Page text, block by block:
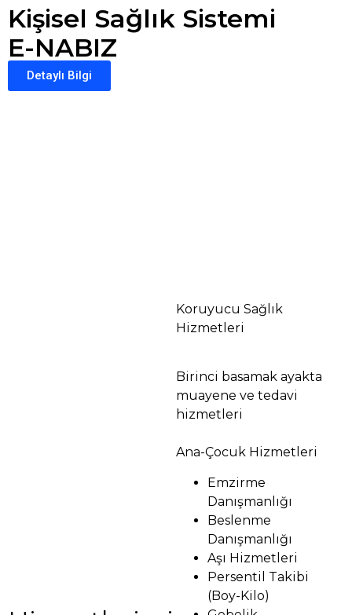
Kişisel Sağlık Sistemi
E-NABIZ
Detaylı Bilgi
Koruyucu Sağlık
Hizmetleri
Birinci basamak ayakta
muayene ve tedavi
hizmetleri
Ana-Çocuk Hizmetleri
Emzirme
Danışmanlığı
Beslenme
Danışmanlığı
Aşı Hizmetleri
Persentil Takibi
(Boy-Kilo)